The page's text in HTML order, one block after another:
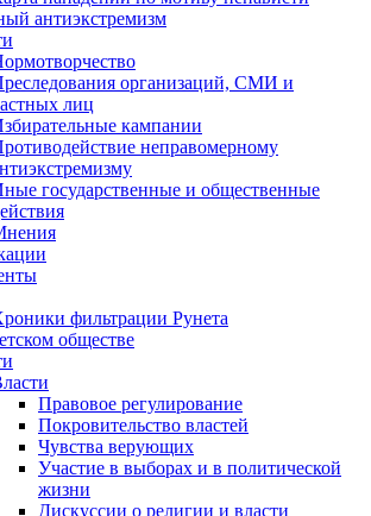
антиэкстремизм
организаций, СМИ и
лиц
кампании
неправомерному
государственные и общественные
фильтрации Рунета
обществе
Правовое регулирование
Покровительство властей
Чувства верующих
Участие в выборах и в политической
жизни
Дискуссии о религии и власти